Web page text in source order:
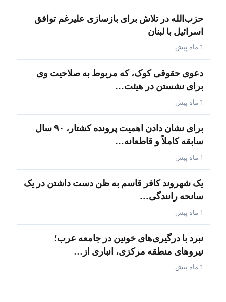
حزب‌الله در تلاش برای بازسازی علیرغم توافق
اسرائیل با لبنان
1 ماه پیش
دعوی حقوقی کوک، که مربوط به صلاحیت وی
برای نشستن در هیئت…
1 ماه پیش
برای نشان دادن اهمیت پرونده کشتار، ۹۰ سال
سابقه کاملاً و قاطعانه…
1 ماه پیش
یک شهروند کافر قاسم به ظن دست داشتن در یک
سانحه رانندگی…
1 ماه پیش
نبرد با درگیری‌های خونین در جامعه عرب؛
نیروهای منطقه مرکزی، انباری از…
1 ماه پیش